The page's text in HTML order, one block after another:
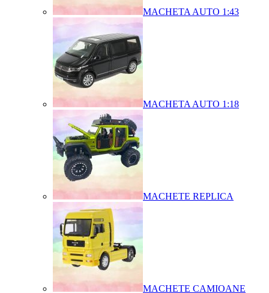
MACHETA AUTO 1:43
MACHETA AUTO 1:18
MACHETE REPLICA
MACHETE CAMIOANE